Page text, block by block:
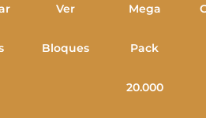
Ver
Bloques
Mega
Pack
20.000